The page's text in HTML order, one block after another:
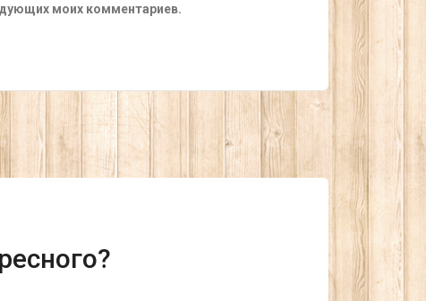
моих комментариев.